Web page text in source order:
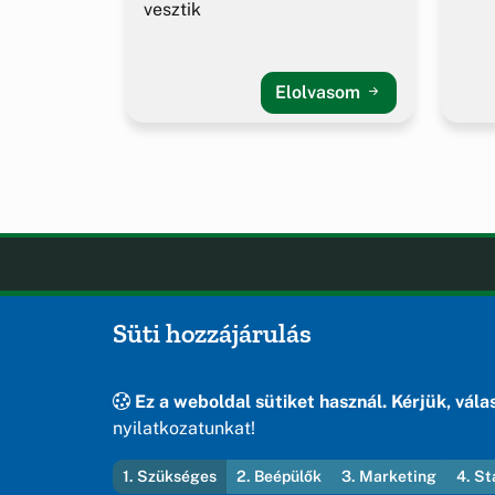
vesztik
Elolvasom
Öskü önkormányzatának hivatalos
Süti hozzájárulás
Ez a weboldal sütiket használ. Kérjük,
nyilatkozatunkat!
1. Szükséges 2. Beépülők 3. Marketing 4.